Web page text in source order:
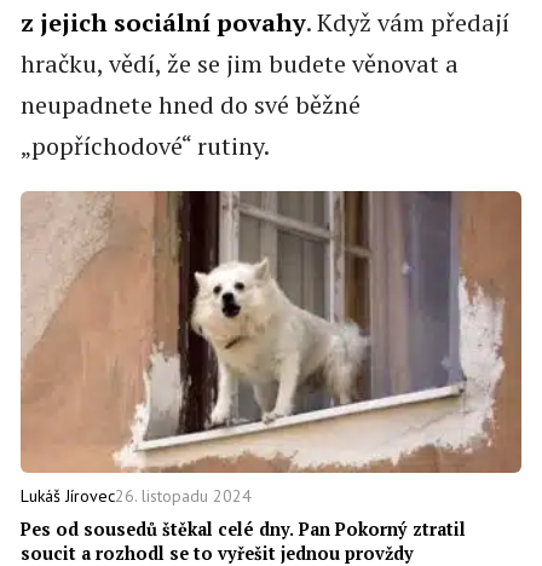
z jejich sociální povahy. Když vám předají
hračku, vědí, že se jim budete věnovat a
neupadnete hned do své běžné
„popříchodové“ rutiny.
Lukáš Jírovec26. listopadu 2024
Pes od sousedů štěkal celé dny. Pan Pokorný ztratil
soucit a rozhodl se to vyřešit jednou provždy